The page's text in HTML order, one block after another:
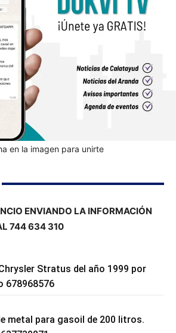
en la imagen para unirte
ENVIANDO LA INFORMACIÓN
744 634 310
Stratus del año 1999 por
678968576
metal para gasoil de 200 litros.